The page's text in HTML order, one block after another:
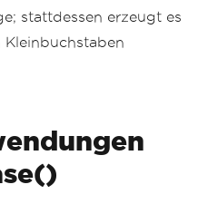
stattdessen erzeugt es
Kleinbuchstaben